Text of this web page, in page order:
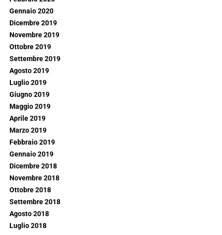
Gennaio 2020
Dicembre 2019
Novembre 2019
Ottobre 2019
Settembre 2019
Agosto 2019
Luglio 2019
Giugno 2019
Maggio 2019
Aprile 2019
Marzo 2019
Febbraio 2019
Gennaio 2019
Dicembre 2018
Novembre 2018
Ottobre 2018
Settembre 2018
Agosto 2018
Luglio 2018